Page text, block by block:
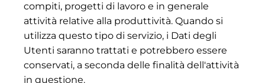
compiti, progetti di lavoro e in generale
attività relative alla produttività. Quando si
utilizza questo tipo di servizio, i Dati degli
Utenti saranno trattati e potrebbero essere
conservati, a seconda delle finalità dell'attività
in questione.